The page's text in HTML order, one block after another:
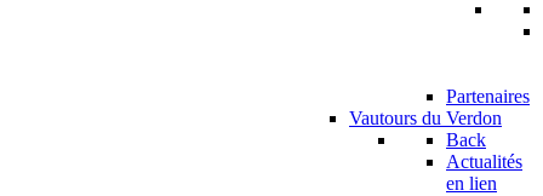
Partenaires
Vautours du Verdon
Back
Actualités
en lien